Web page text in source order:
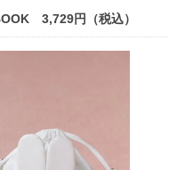
3,729円（税込）